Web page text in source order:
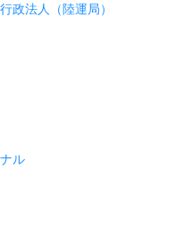
政法人（陸運局）
ル